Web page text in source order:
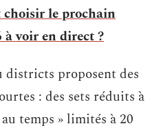
le prochain
voir en direct ?
districts proposent des
: des sets réduits à
temps » limités à 20